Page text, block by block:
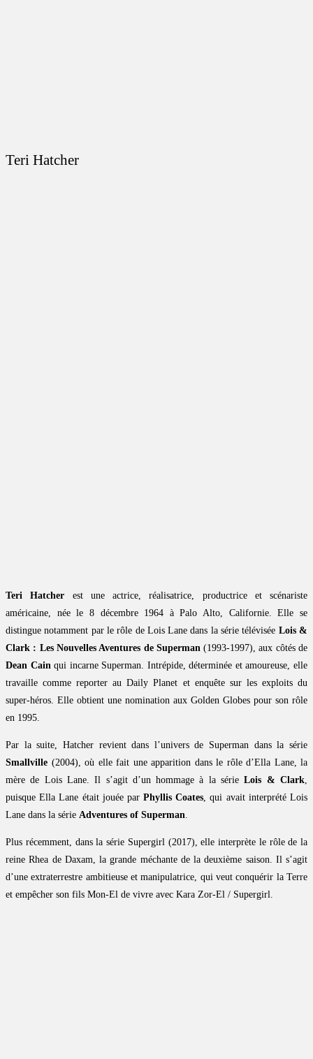
Teri Hatcher
Teri Hatcher est une actrice, réalisatrice, productrice et scénariste
américaine, née le 8 décembre 1964 à Palo Alto, Californie. Elle se
distingue notamment par le rôle de Lois Lane dans la série télévisée Lois &
Clark : Les Nouvelles Aventures de Superman(1993-1997), aux côtés de
Dean Cainqui incarne Superman. Intrépide, déterminée et amoureuse, elle
travaille comme reporter au Daily Planet et enquête sur les exploits du
super-héros. Elle obtient une nomination aux Golden Globes pour son rôle
en 1995.
Par la suite, Hatcher revient dans l’univers de Superman dans la série
Smallville (2004), où elle fait une apparition dans le rôle d’Ella Lane, la
mère de Lois Lane. Il s’agit d’un hommage à la sérieLois & Clark,
puisque Ella Lane était jouée parPhyllis Coates, qui avait interprété Lois
Lane dans la série Adventures of Superman.
Plus récemment, dans la série Supergirl (2017), elle interprète le rôle de la
reine Rhea de Daxam, la grande méchante de la deuxième saison. Il s’agit
d’une extraterrestre ambitieuse et manipulatrice, qui veut conquérir la Terre
et empêcher son fils Mon-El de vivre avec Kara Zor-El / Supergirl.